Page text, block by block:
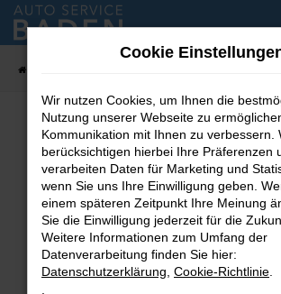
Zum
Hauptinhalt
Fehler: Network Error
Beim Laden ist ein Fehler aufgetreten.
Hier sind ein paar Tipps, die dir helfen
Überprüfe deine Firewall und
Internetverbindung.
Laden andere Webseiten, zum
Cookie
Wir nutzen Cookies, um Ihnen die
Nutzung unserer Webseite zu
Kommunikation mit Ihnen zu verbessern.
berücksichtigen hierbei Ihre Präferenzen
verarbeiten Daten für Marketing und
wenn Sie uns Ihre Einwilligung geben.
einem späteren Zeitpunkt Ihre Meinung
Sie die Einwilligung jederzeit für die
Weitere Informationen zum Umfang der
Datenverarbeitung finden Sie hier:
Datenschutzerklärung Cookie-Richtlinie